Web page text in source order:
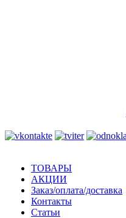
ТОВАРЫ
АКЦИИ
Заказ/оплата/доставка
Контакты
Статьи